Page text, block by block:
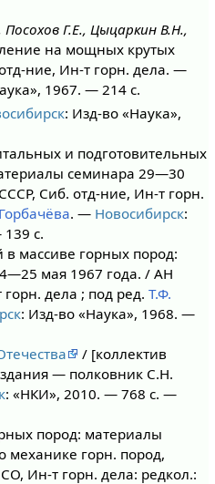
Посохов Г.Е., Цыцаркин В.Н.,
на мощных крутых
ние, Ин-т горн. дела. —
1967. — 214 с.
: Изд-во «Наука»,
и подготовительных
семинара 29—30
Сиб. отд-ние, Ин-т горн.
. — Новосибирск:
с.
массиве горных пород:
мая 1967 года. / АН
дела ; под ред.Т.Ф.
: Изд-во «Наука», 1968. —
/ [коллектив
— полковник С.Н.
: «НКИ», 2010. — 768 с. —
пород: материалы
механике горн. пород,
Ин-т горн. дела: редкол.: